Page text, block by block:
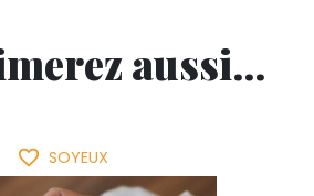
aussi...
favorite_border SOYEUX